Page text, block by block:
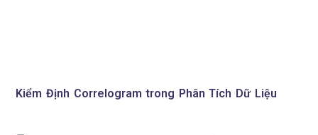
Kiểm Định Correlogram trong Phân Tích Dữ Liệu